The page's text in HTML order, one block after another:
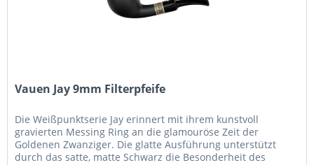
Vauen Jay 9mm Filterpfeife
Die Weißpunktserie Jay erinnert mit ihrem kunstvoll
gravierten Messing Ring an die glamouröse Zeit der
Goldenen Zwanziger. Die glatte Ausführung unterstützt
durch das satte, matte Schwarz die Besonderheit des